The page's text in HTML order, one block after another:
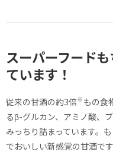
スーパーフードも
ています！
従来の甘酒の約3倍※ もの食
るβ-グルカン、アミノ酸、
みっちり詰まっています。
でおいしい新感覚の甘酒です